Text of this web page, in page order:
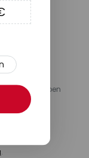
Lampen
möglichen
Eine
.